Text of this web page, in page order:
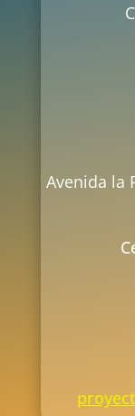
Avenida la